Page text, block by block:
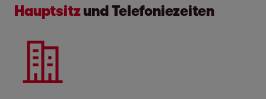
Hauptsitzund Telefoniezeiten